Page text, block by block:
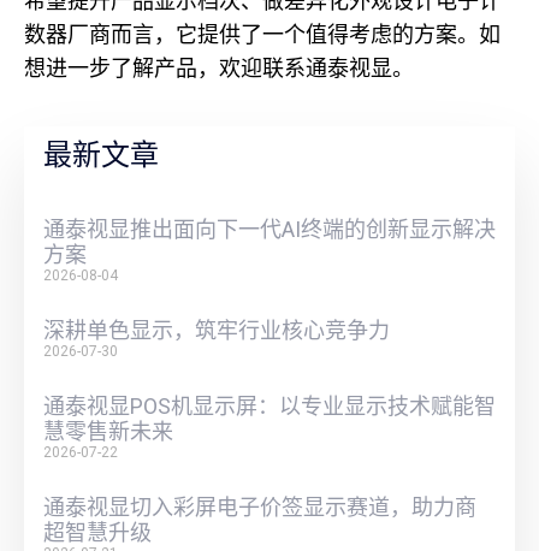
数器厂商而言，它提供了一个值得考虑的方案。如
想进一步了解产品，欢迎联系通泰视显。
最新文章
通泰视显推出面向下一代AI终端的创新显示解决
方案
2026-08-04
深耕单色显示，筑牢行业核心竞争力
2026-07-30
通泰视显POS机显示屏：以专业显示技术赋能智
慧零售新未来
2026-07-22
通泰视显切入彩屏电子价签显示赛道，助力商
超智慧升级